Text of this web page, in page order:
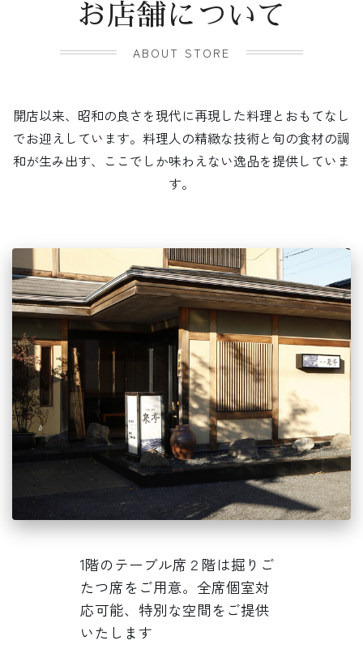
お店舗について
ABOUT STORE
開店以来、昭和の良さを現代に再現した料理とおもてなし
でお迎えしています。料理人の精緻な技術と旬の食材の調
和が生み出す、ここでしか味わえない逸品を提供していま
す。
1階のテーブル席２階は掘りご
たつ席をご用意。全席個室対
応可能、特別な空間をご提供
いたします